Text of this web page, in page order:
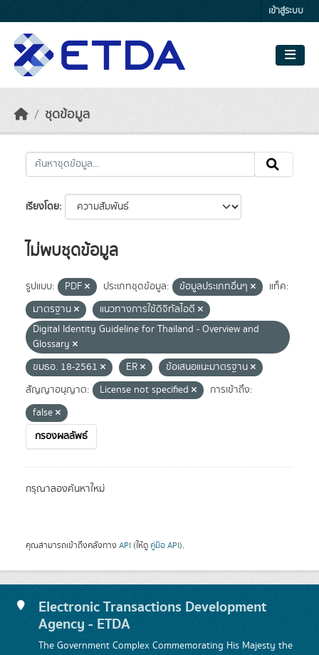
เข้าสู่ระบบ
ชุดข้อมูล
เรียงโดย
ไม่พบชุดข้อมูล
รูปแบบ: PDF ประเภทชุดข้อมูล: ข้อมูลประเภทอื่นๆ
แท็ค:
มาตรฐาน
แนวทางการใช้ดิจิทัลไอดี
Digital Identity Guideline for Thailand - Overview and
Glossary
ขมธอ. 18-2561
ER
ข้อเสนอแนะมาตรฐาน
สัญญาอนุญาต:
License not specified
การเข้าถึง:
false
กรองผลลัพธ์
กรุณาลองค้นหาใหม่
คุณสามารถเข้าถึงคลังทาง API (ให้ดู คู่มือ API).
Electronic Transactions Development
Agency - ETDA
The Government Complex Commemorating His Majesty the